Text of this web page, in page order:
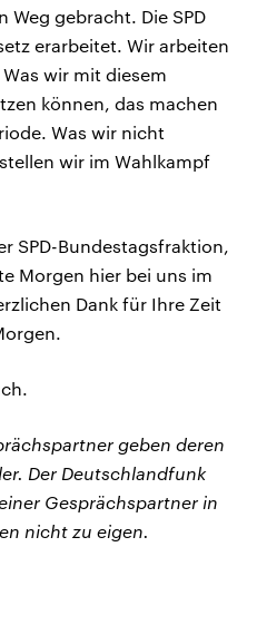
gebracht. Die SPD
erarbeitet. Wir arbeiten
wir mit diesem
können, das machen
Was wir nicht
wir im Wahlkampf
SPD-Bundestagsfraktion,
Morgen hier bei uns im
Dank für Ihre Zeit
geben deren
Der Deutschlandfunk
Gesprächspartner in
nicht zu eigen.